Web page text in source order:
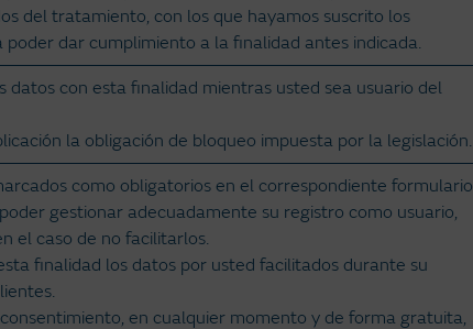
del tratamiento, con los que hayamos suscrito los
dar cumplimiento a la finalidad antes indicada.
con esta finalidad mientras usted sea usuario del
la obligación de bloqueo impuesta por la legislación.
como obligatorios en el correspondiente formulario
gestionar adecuadamente su registro como usuario,
el caso de no facilitarlos.
finalidad los datos por usted facilitados durante su
en cualquier momento y de forma gratuita,